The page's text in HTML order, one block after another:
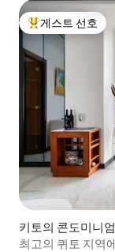
상위 게스트 선호
게스트 선호
키토의 콘도미니엄
최고의 퀴토 지역